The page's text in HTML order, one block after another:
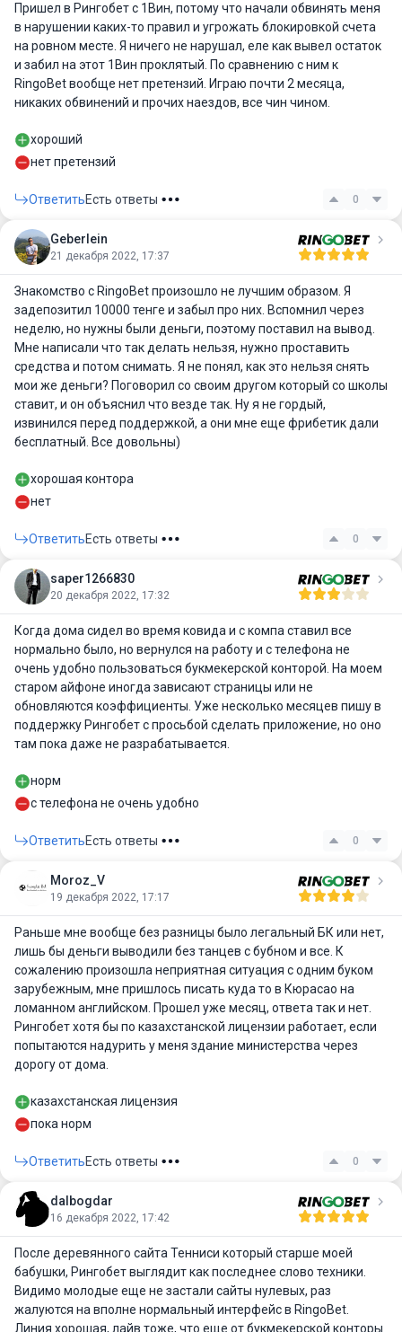
Пришел в Рингобет с 1Вин, потому что начали обвинять меня
в нарушении каких-то правил и угрожать блокировкой счета
на ровном месте. Я ничего не нарушал, еле как вывел остаток
и забил на этот 1Вин проклятый. По сравнению с ним к
RingoBet вообще нет претензий. Играю почти 2 месяца,
никаких обвинений и прочих наездов, все чин чином.
хороший
нет претензий
ОтветитьЕсть ответы 0
Geberlein
21 декабря 2022, 17:37
Знакомство с RingoBet произошло не лучшим образом. Я
задепозитил 10000 тенге и забыл про них. Вспомнил через
неделю, но нужны были деньги, поэтому поставил на вывод.
Мне написали что так делать нельзя, нужно проставить
средства и потом снимать. Я не понял, как это нельзя снять
мои же деньги? Поговорил со своим другом который со школы
ставит, и он объяснил что везде так. Ну я не гордый,
извинился перед поддержкой, а они мне еще фрибетик дали
бесплатный. Все довольны)
хорошая контора
нет
ОтветитьЕсть ответы 0
saper1266830
20 декабря 2022, 17:32
Когда дома сидел во время ковида и с компа ставил все
нормально было, но вернулся на работу и с телефона не
очень удобно пользоваться букмекерской конторой. На моем
старом айфоне иногда зависают страницы или не
обновляются коэффициенты. Уже несколько месяцев пишу в
поддержку Рингобет с просьбой сделать приложение, но оно
там пока даже не разрабатывается.
норм
с телефона не очень удобно
ОтветитьЕсть ответы 0
Moroz_V
19 декабря 2022, 17:17
Раньше мне вообще без разницы было легальный БК или нет,
лишь бы деньги выводили без танцев с бубном и все. К
сожалению произошла неприятная ситуация с одним буком
зарубежным, мне пришлось писать куда то в Кюрасао на
ломанном английском. Прошел уже месяц, ответа так и нет.
Рингобет хотя бы по казахстанской лицензии работает, если
попытаются надурить у меня здание министерства через
дорогу от дома.
казахстанская лицензия
пока норм
ОтветитьЕсть ответы 0
dalbogdar
16 декабря 2022, 17:42
После деревянного сайта Тенниси который старше моей
бабушки, Рингобет выглядит как последнее слово техники.
Видимо молодые еще не застали сайты нулевых, раз
жалуются на вполне нормальный интерфейс в RingoBet.
Линия хорошая, лайв тоже, что еще от букмекерской конторы